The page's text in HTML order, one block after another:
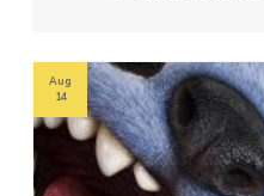
Aug
14